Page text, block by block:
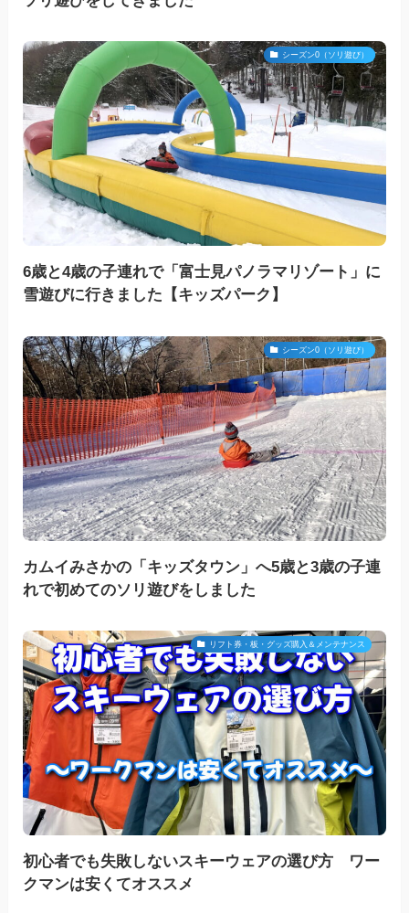
シーズン0（ソリ遊び）
6歳と4歳の子連れで「富士見パノラマリゾート」に
雪遊びに行きました【キッズパーク】
シーズン0（ソリ遊び）
カムイみさかの「キッズタウン」へ5歳と3歳の子連
れで初めてのソリ遊びをしました
リフト券・板・グッズ購入＆メンテナンス
初心者でも失敗しないスキーウェアの選び方 ワー
クマンは安くてオススメ